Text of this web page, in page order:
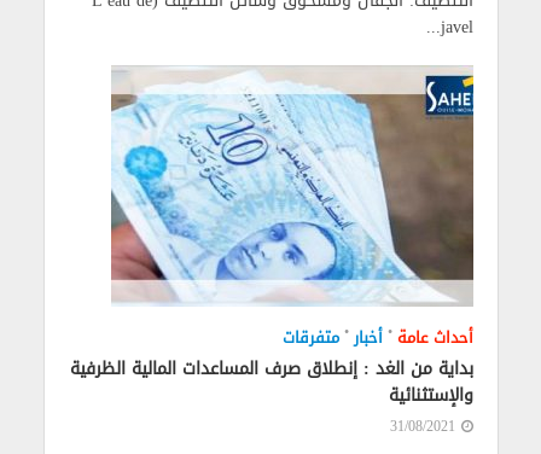
javel...
أحداث عامة • أخبار• متفرقات
بداية من الغد : إنطلاق صرف المساعدات المالية الظرفية
والإستثنائية
31/08/2021